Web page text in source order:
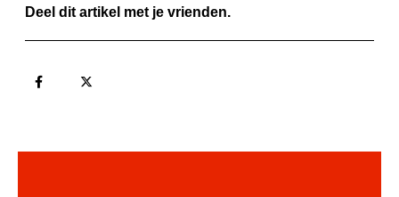
Deel dit artikel met je vrienden.